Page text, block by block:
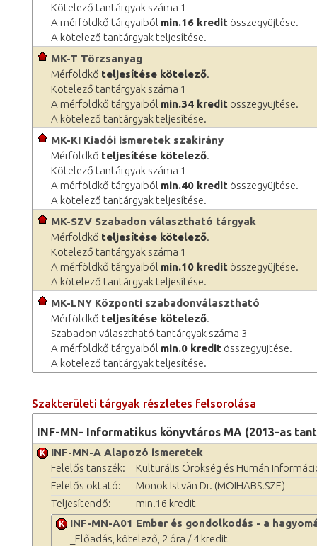
Kötelező tantárgyak száma 1
A mérföldkő tárgyaiból min.16 kredit összegyüjtése.
A kötelező tantárgyak teljesítése.
MK-T Törzsanyag
Mérföldkő teljesítése kötelező.
Kötelező tantárgyak száma 1
A mérföldkő tárgyaiból min.34 kredit összegyüjtése.
A kötelező tantárgyak teljesítése.
MK-KI Kiadói ismeretek szakirány
Mérföldkő teljesítése kötelező.
Kötelező tantárgyak száma 1
A mérföldkő tárgyaiból min.40 kredit összegyüjtése.
A kötelező tantárgyak teljesítése.
MK-SZV Szabadon választható tárgyak
Mérföldkő teljesítése kötelező.
Kötelező tantárgyak száma 1
A mérföldkő tárgyaiból min.10 kredit összegyüjtése.
A kötelező tantárgyak teljesítése.
MK-LNY Központi szabadonválasztható
Mérföldkő teljesítése kötelező.
Szabadon választható tantárgyak száma 3
A mérföldkő tárgyaiból min.0 kredit összegyüjtése.
A kötelező tantárgyak teljesítése.
Szakterületi tárgyak részletes felsorolása
INF-MN- Informatikus könyvtáros MA (2013-as
INF-MN-A Alapozó ismeretek
Felelős tanszék:
Kulturális Örökség és Humán
Felelős oktató:
Monok István Dr. (MOIHABS.SZE)
Teljesítendő:
min.16 kredit
INF-MN-A01 Ember és gondolkodás - a
_Előadás, kötelező, 2 óra / 4 kredit